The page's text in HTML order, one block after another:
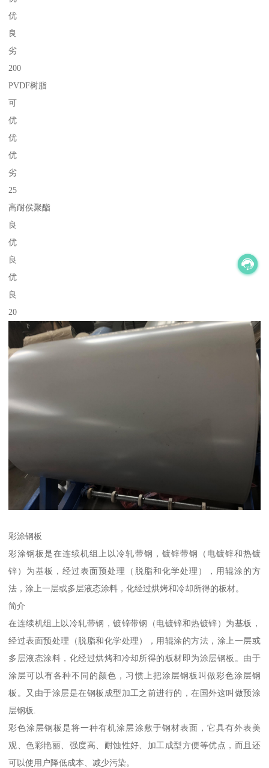
优
良
劣
200
PVDF树脂
可
优
优
优
劣
25
高耐侯聚酯
良
优
良
优
良
20
彩涂钢板
彩涂钢板是在连续机组上以冷轧带钢，镀锌带钢（电镀锌和热镀
锌）为基板，经过表面预处理（脱脂和化学处理），用辊涂的方
法，涂上一层或多层液态涂料，化经过烘烤和冷却所得的板材。
简介
在连续机组上以冷轧带钢，镀锌带钢（电镀锌和热镀锌）为基板，
经过表面预处理（脱脂和化学处理），用辊涂的方法，涂上一层或
多层液态涂料，化经过烘烤和冷却所得的板材即为涂层钢板。由于
涂层可以有各种不同的颜色，习惯上把涂层钢板叫做彩色涂层钢
板。又由于涂层是在钢板成型加工之前进行的，在国外这叫做预涂
层钢板.
彩色涂层钢板是将一种有机涂层涂敷于钢材表面，它具有外表美
观、色彩艳丽、强度高、耐蚀性好、加工成型方便等优点，而且还
可以使用户降低成本、减少污染。